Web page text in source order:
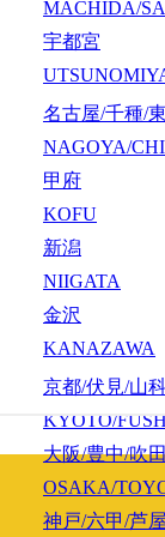
MACHIDA/
宇都宮
名古屋/千種/
NAGOYA/
甲府
KOFU
新潟
NIIGATA
金沢
KANAZAWA
京都/伏見/山
KYOTO/
大阪/豊中/吹
OSAKA/
神戸/六甲/芦